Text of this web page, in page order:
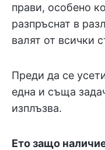
прави, особено
разпръснат в
валят от всички
Преди да се
една и съща
изплъзва.
Ето защо